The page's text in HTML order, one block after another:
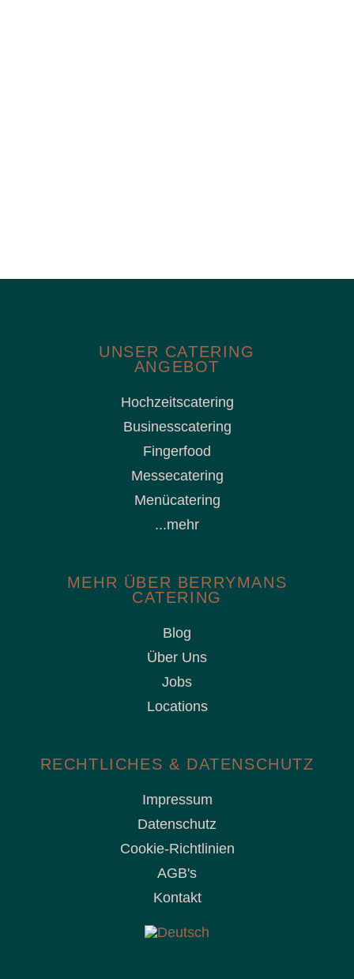
UNSER CATERING
ANGEBOT
Hochzeitscatering
Businesscatering
Fingerfood
Messecatering
Menücatering
...mehr
MEHR ÜBER BERRYMANS
CATERING
Blog
Über Uns
Jobs
Locations
RECHTLICHES & DATENSCHUTZ
Impressum
Datenschutz
Cookie-Richtlinien
AGB's
Kontakt